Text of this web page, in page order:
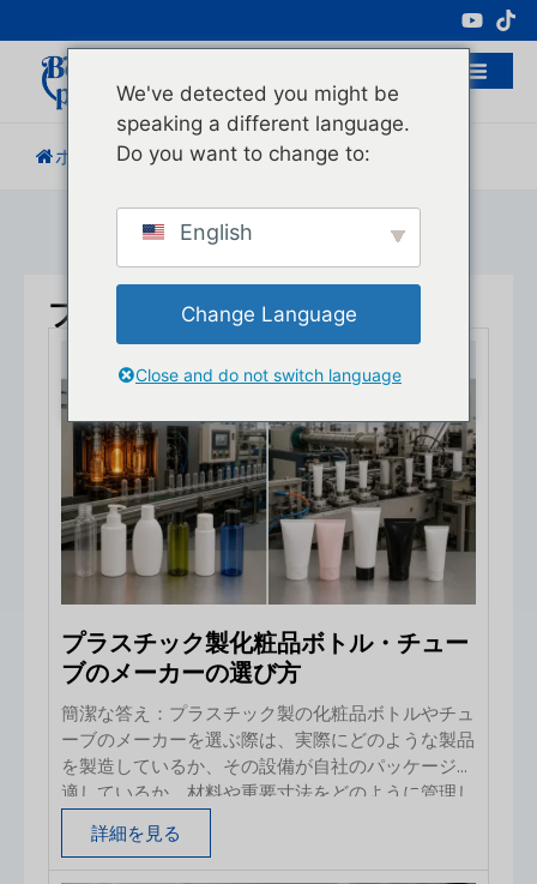
化粧品包装の専門メーカー
ホーム / ブログ
ブログ
プラスチック製化粧品ボトル・チュー
ブのメーカーの選び方
簡潔な答え：プラスチック製の化粧品ボトルやチュ
ーブのメーカーを選ぶ際は、実際にどのような製品
を製造しているか、その設備が自社のパッケージに
適しているか、材料や重要寸法をどのように管理し
ているか、そして承認済みのサンプルを量産で再現
できるかを確認してください。証明書、見積書、工
詳細を見る
We've detected you might be
speaking a different language.
Do you want to change to:
English
Change Language
Close and do not switch language